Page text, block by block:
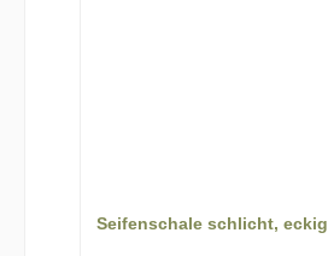
Seifenschale schlicht, eckig